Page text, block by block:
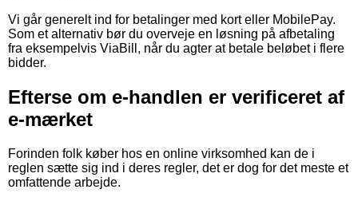
Vi går generelt ind for betalinger med kort eller MobilePay.
Som et alternativ bør du overveje en løsning på afbetaling
fra eksempelvis ViaBill, når du agter at betale beløbet i flere
bidder.
Efterse om e-handlen er verificeret af
e-mærket
Forinden folk køber hos en online virksomhed kan de i
reglen sætte sig ind i deres regler, det er dog for det meste et
omfattende arbejde.